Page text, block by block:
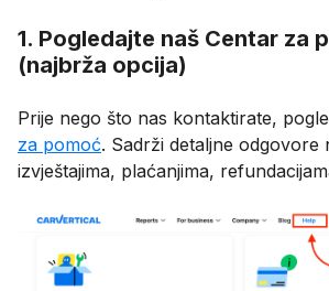
1. Pogledajte naš Centar za
(najbrža opcija)
Prije nego što nas kontaktirate,
za pomoć. Sadrži detaljne odgovore
izvještajima, plaćanjima,